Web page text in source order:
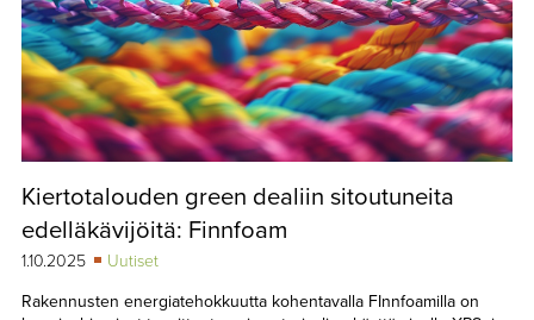
Kiertotalouden green dealiin sitoutuneita
edelläkävijöitä: Finnfoam
1.10.2025
Uutiset
Rakennusten energiatehokkuutta kohentavalla FInnfoamilla on